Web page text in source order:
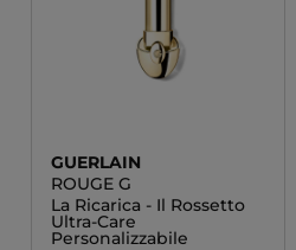
GUERLAIN
ROUGE G
La Ricarica - Il Rossetto
Ultra-Care
Personalizzabile